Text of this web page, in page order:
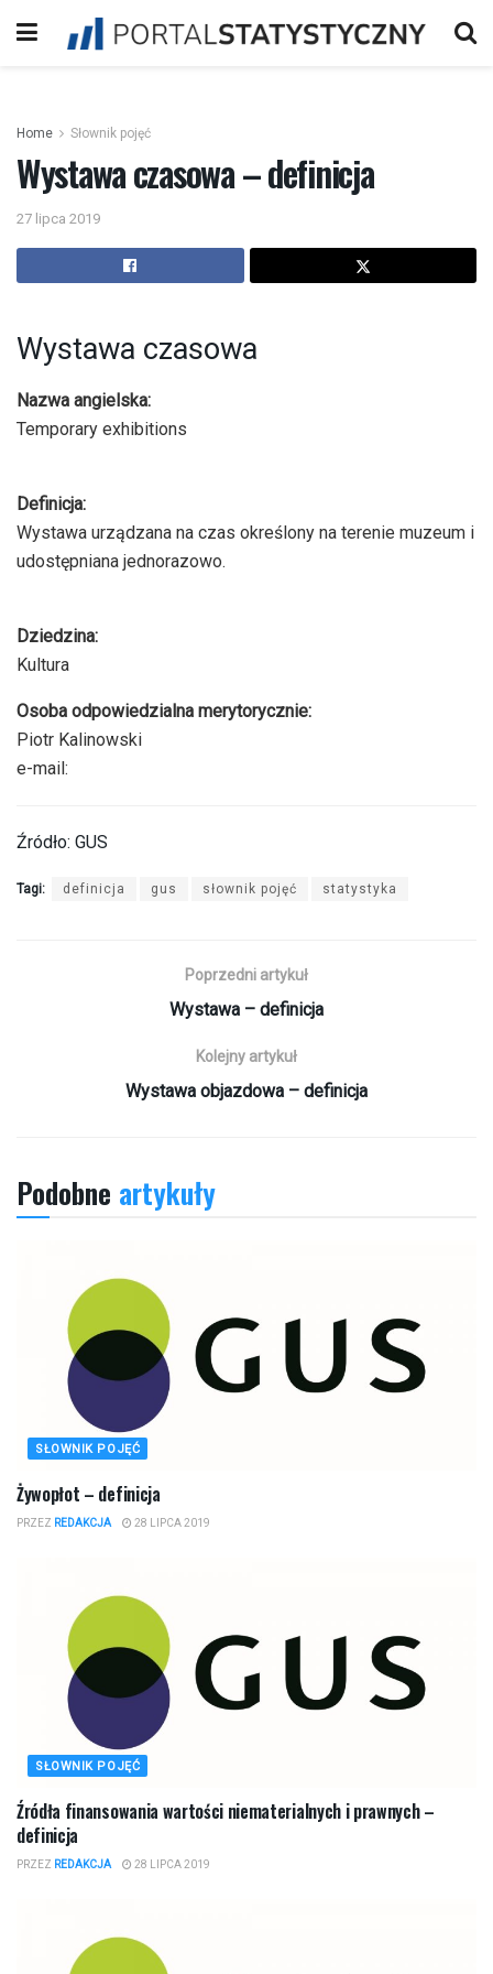
Home Słownik pojęć
Wystawa czasowa – definicja
27 lipca 2019
Wystawa czasowa
Nazwa angielska:
Temporary exhibitions
Definicja:
Wystawa urządzana na czas określony na terenie muzeum i
udostępniana jednorazowo.
Dziedzina:
Kultura
Osoba odpowiedzialna merytorycznie:
Piotr Kalinowski
e-mail:
Źródło: GUS
Tagi: definicja gus słownik pojęć statystyka
Poprzedni artykuł
Wystawa – definicja
Kolejny artykuł
Wystawa objazdowa – definicja
Podobne artykuły
SŁOWNIK POJĘĆ
Żywopłot – definicja
PRZEZ REDAKCJA 28 LIPCA 2019
SŁOWNIK POJĘĆ
Źródła finansowania wartości niematerialnych i prawnych –
definicja
PRZEZ REDAKCJA 28 LIPCA 2019